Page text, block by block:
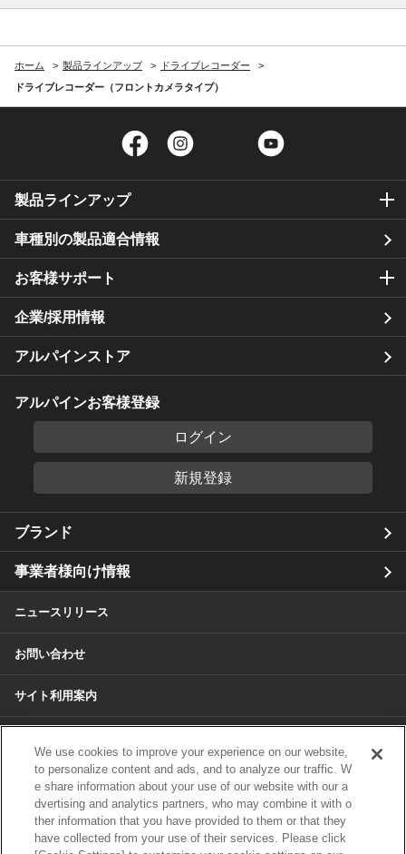
ホーム 製品ラインアップ
ドライブレコーダー
ドライブレコーダー（フロントカメラタイプ）
Facebook Twitter
製品ラインアップ
車種別の製品適合情報
お客様サポート
企業/採用情報
アルパインストア
アルパインお客様登録
ログイン
新規登録
ブランド
事業者様向け情報
ニュースリリース
お問い合わせ
サイト利用案内
個人情報のお取扱いについて
各種サービスの個人情報保護方針
We use cookies to improve your experience on our website,
to personalize content and ads, and to analyze our traffic. W
e share information about your use of our website with our a
dvertising and analytics partners, who may combine it with o
ther information that you have provided to them or that they
have collected from your use of their services. Please click